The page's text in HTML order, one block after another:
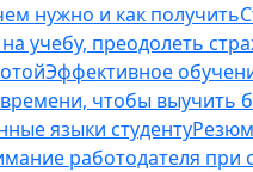
нужно и как получить
учебу, преодолеть
Эффективное
чтобы выучить
языки студенту
работодателя при